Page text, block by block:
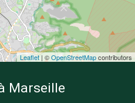
Leaflet| ©OpenStreetMapcontributors
Marseille